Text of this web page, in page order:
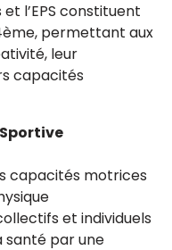
l’EPS constituent
permettant aux
leur
capacités
capacités motrices
et individuels
santé par une